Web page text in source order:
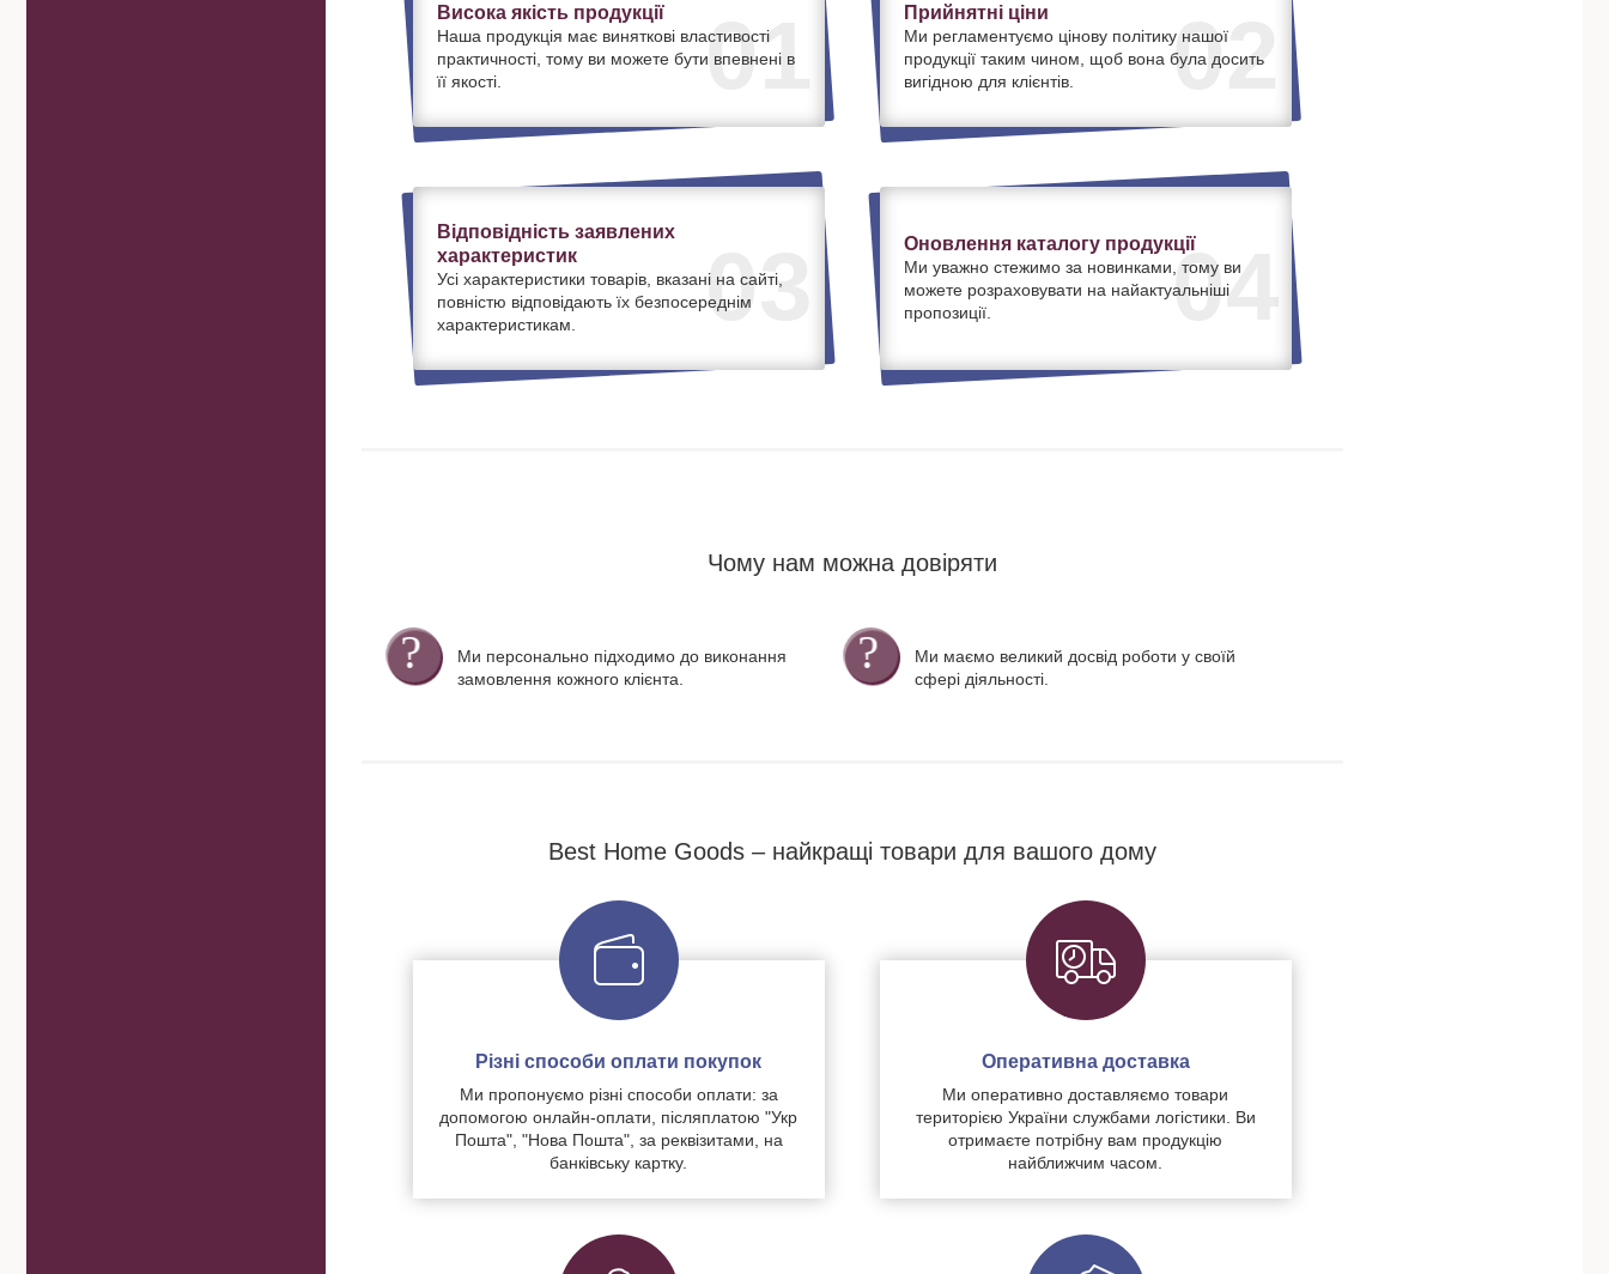
01
Висока якість продукції
Наша продукція має виняткові властивості
практичності, тому ви можете бути впевнені в
її якості.
02
Прийнятні ціни
Ми регламентуємо цінову політику нашої
продукції таким чином, щоб вона була досить
вигідною для клієнтів.
03
Відповідність заявлених
характеристик
Усі характеристики товарів, вказані на сайті,
повністю відповідають їх безпосереднім
характеристикам.
04
Оновлення каталогу продукції
Ми уважно стежимо за новинками, тому ви
можете розраховувати на найактуальніші
пропозиції.
Чому нам можна довіряти
Ми персонально підходимо до виконання
замовлення кожного клієнта.
Ми маємо великий досвід роботи у своїй
сфері діяльності.
Best Home Goods – найкращі товари для вашого дому
Різні способи оплати покупок
Ми пропонуємо різні способи оплати: за
допомогою онлайн-оплати, післяплатою "Укр
Пошта", "Нова Пошта", за реквізитами, на
банківську картку.
Оперативна доставка
Ми оперативно доставляємо товари
територією України службами логістики. Ви
отримаєте потрібну вам продукцію
найближчим часом.